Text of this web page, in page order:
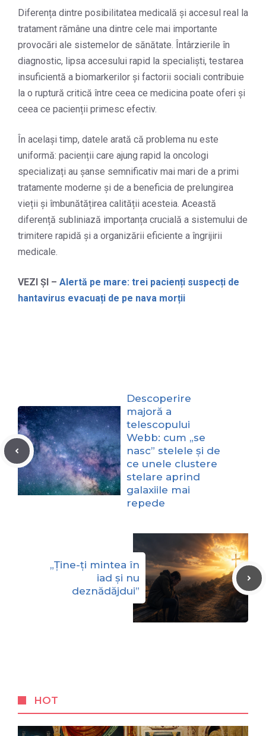
Diferența dintre posibilitatea medicală și accesul real la
tratament rămâne una dintre cele mai importante
provocări ale sistemelor de sănătate. Întârzierile în
diagnostic, lipsa accesului rapid la specialiști, testarea
insuficientă a biomarkerilor și factorii sociali contribuie
la o ruptură critică între ceea ce medicina poate oferi și
ceea ce pacienții primesc efectiv.
În același timp, datele arată că problema nu este
uniformă: pacienții care ajung rapid la oncologi
specializați au șanse semnificativ mai mari de a primi
tratamente moderne și de a beneficia de prelungirea
vieții și îmbunătățirea calității acesteia. Această
diferență subliniază importanța crucială a sistemului de
trimitere rapidă și a organizării eficiente a îngrijirii
medicale.
VEZI ȘI – Alertă pe mare: trei pacienți suspecți de
hantavirus evacuați de pe nava morții
Descoperire
majoră a
telescopului
Webb: cum „se
nasc” stelele și de
ce unele clustere
stelare aprind
galaxiile mai
repede
„Ține-ți mintea în
iad și nu
deznădăjdui”
HOT